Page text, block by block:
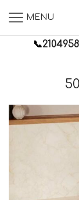
MENU
📞